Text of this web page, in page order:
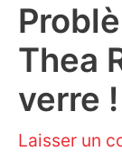
Thea
verre !
Laisser un